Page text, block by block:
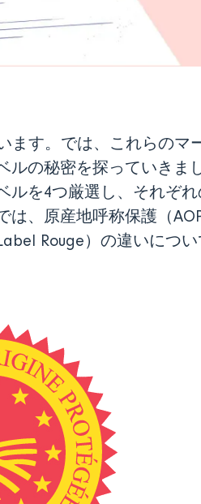
ます。では、これらのマ
の秘密を探っていきま
を4つ厳選し、それぞ
、原産地呼称保護（
Rouge）の違いについ